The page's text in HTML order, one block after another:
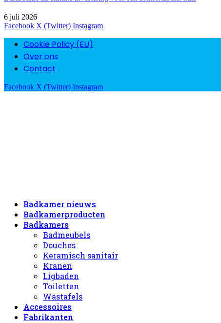
6 juli 2026
Facebook X (Twitter) Instagram
Cookie Policy (EU)
Over ons
Contact
Facebook X (Twitter) Instagram
Badkamer nieuws
Badkamerproducten
Badkamers
Badmeubels
Douches
Keramisch sanitair
Kranen
Ligbaden
Toiletten
Wastafels
Accessoires
Fabrikanten